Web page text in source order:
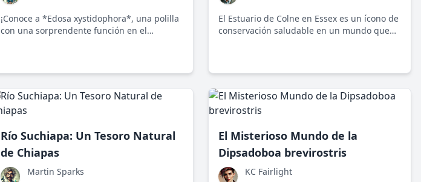
¡Conoce a *Edosa xystidophora*, una polilla
con una sorprendente función en el
El Estuario de Colne en Essex es un ícono de
conservación saludable en un mundo que
Río Suchiapa: Un Tesoro Natural
de Chiapas
Martin Sparks
El Misterioso Mundo de la
Dipsadoboa brevirostris
KC Fairlight